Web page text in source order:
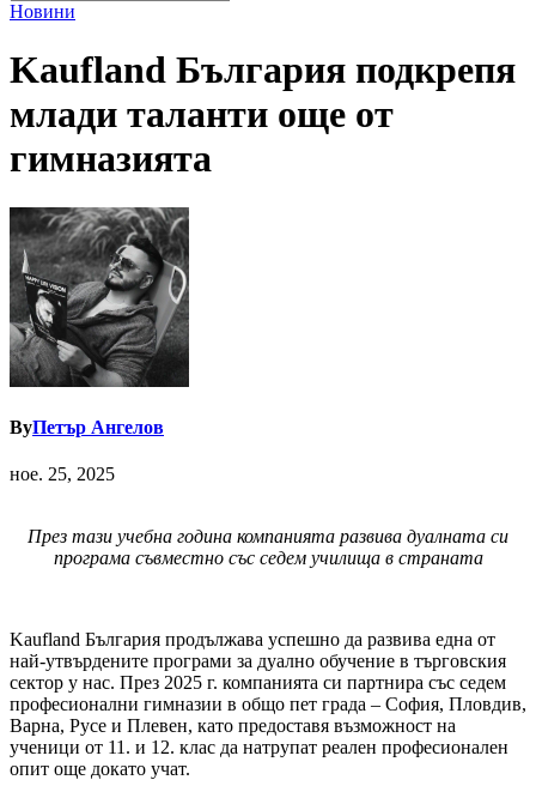
Новини
Kaufland България подкрепя
млади таланти още от
гимназията
ByПетър Ангелов
ное. 25, 2025
През тази учебна година компанията развива дуалната си
програма съвместно със седем училища в страната
Kaufland България продължава успешно да развива една от
най-утвърдените програми за дуално обучение в търговския
сектор у нас. През 2025 г. компанията си партнира със седем
професионални гимназии в общо пет града – София, Пловдив,
Варна, Русе и Плевен, като предоставя възможност на
ученици от 11. и 12. клас да натрупат реален професионален
опит още докато учат.